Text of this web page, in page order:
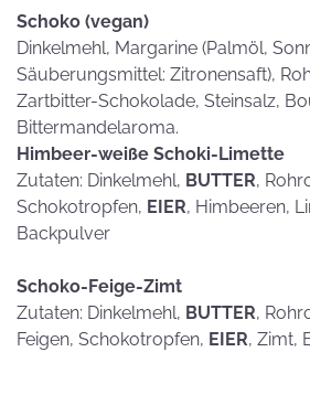
Schoko (vegan)
Dinkelmehl, Margarine (Palmöl,
Säuberungsmittel: Zitronensaft),
Zartbitter-Schokolade, Steinsalz,
Bittermandelaroma.
Himbeer-weiße Schoki-Limette
Zutaten: Dinkelmehl, BUTTER,
Schokotropfen, EIER, Himbeeren,
Backpulver
Schoko-Feige-Zimt
Zutaten: Dinkelmehl, BUTTER,
Feigen, Schokotropfen, EIER, Zimt,